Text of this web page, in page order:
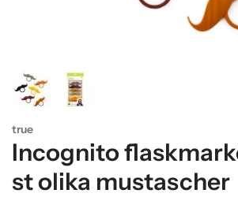
true
Incognito
st olika mustascher